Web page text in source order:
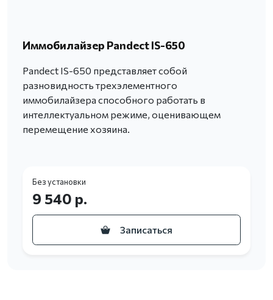
Иммобилайзер Pandect IS-650
Pandect IS-650 представляет собой
разновидность трехэлементного
иммобилайзера способного работать в
интеллектуальном режиме, оценивающем
перемещение хозяина.
Без установки
9 540 р.
Записаться